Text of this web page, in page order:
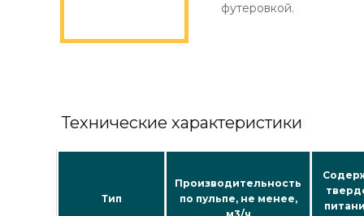
футеровкой.
Технические характеристики
Тип
Производительность
по пульпе, не менее,